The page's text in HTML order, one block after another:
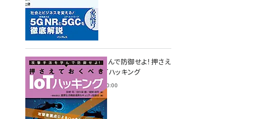
攻撃手法を学んで防御せよ! 押さえ
ておくべきIoTハッキング
2022年6月14日 0:00